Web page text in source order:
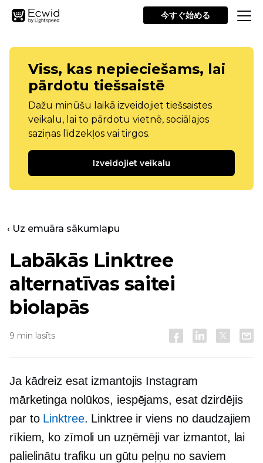
今すぐ始める
Viss, kas nepieciešams, lai
pārdotu tiešsaistē
Dažu minūšu laikā izveidojiet tiešsaistes
veikalu, lai to pārdotu vietnē, sociālajos
saziņas līdzekļos vai tirgos.
Izveidojiet veikalu
‹ Uz emuāra sākumlapu
Labākās Linktree
alternatīvas saitei
biolapās
9 min lasīts
Ja kādreiz esat izmantojis Instagram
mārketinga nolūkos, iespējams, esat dzirdējis
par to Linktree. Linktree ir viens no daudzajiem
rīkiem, ko zīmoli un uzņēmēji var izmantot, lai
palielinātu trafiku un gūtu peļņu no saviem